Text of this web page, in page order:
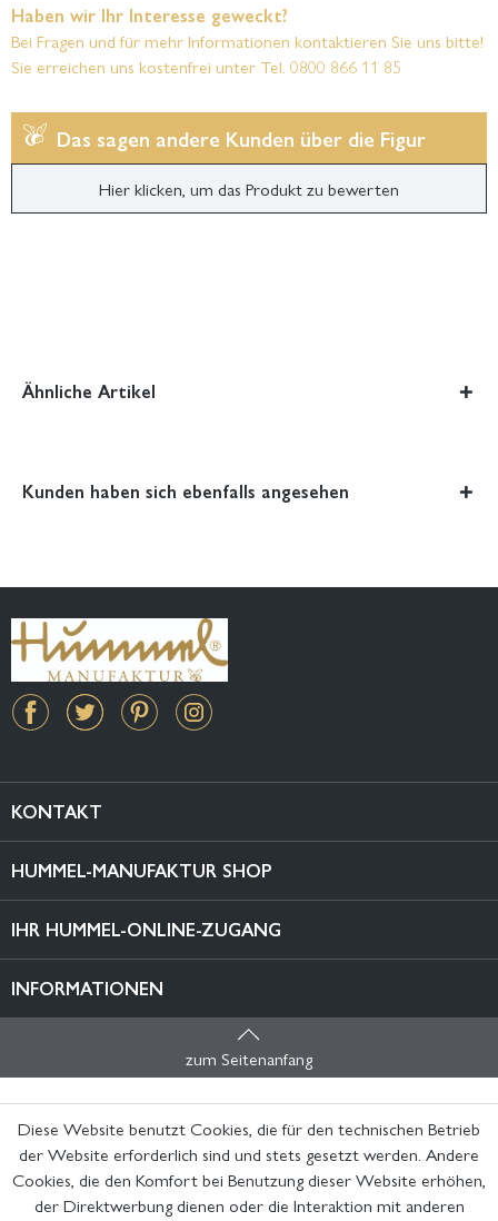
Haben wir Ihr Interesse geweckt?
Bei Fragen und für mehr Informationen kontaktieren Sie uns bitte!
Sie erreichen uns kostenfrei unter Tel. 0800 866 11 85
Das sagen andere Kunden über die Figur
Hier klicken, um das Produkt zu bewerten
Ähnliche Artikel
Kunden haben sich ebenfalls angesehen
KONTAKT
HUMMEL-MANUFAKTUR SHOP
IHR HUMMEL-ONLINE-ZUGANG
INFORMATIONEN
zum Seitenanfang
Diese Website benutzt Cookies, die für den technischen Betrieb
der Website erforderlich sind und stets gesetzt werden. Andere
Cookies, die den Komfort bei Benutzung dieser Website erhöhen,
der Direktwerbung dienen oder die Interaktion mit anderen